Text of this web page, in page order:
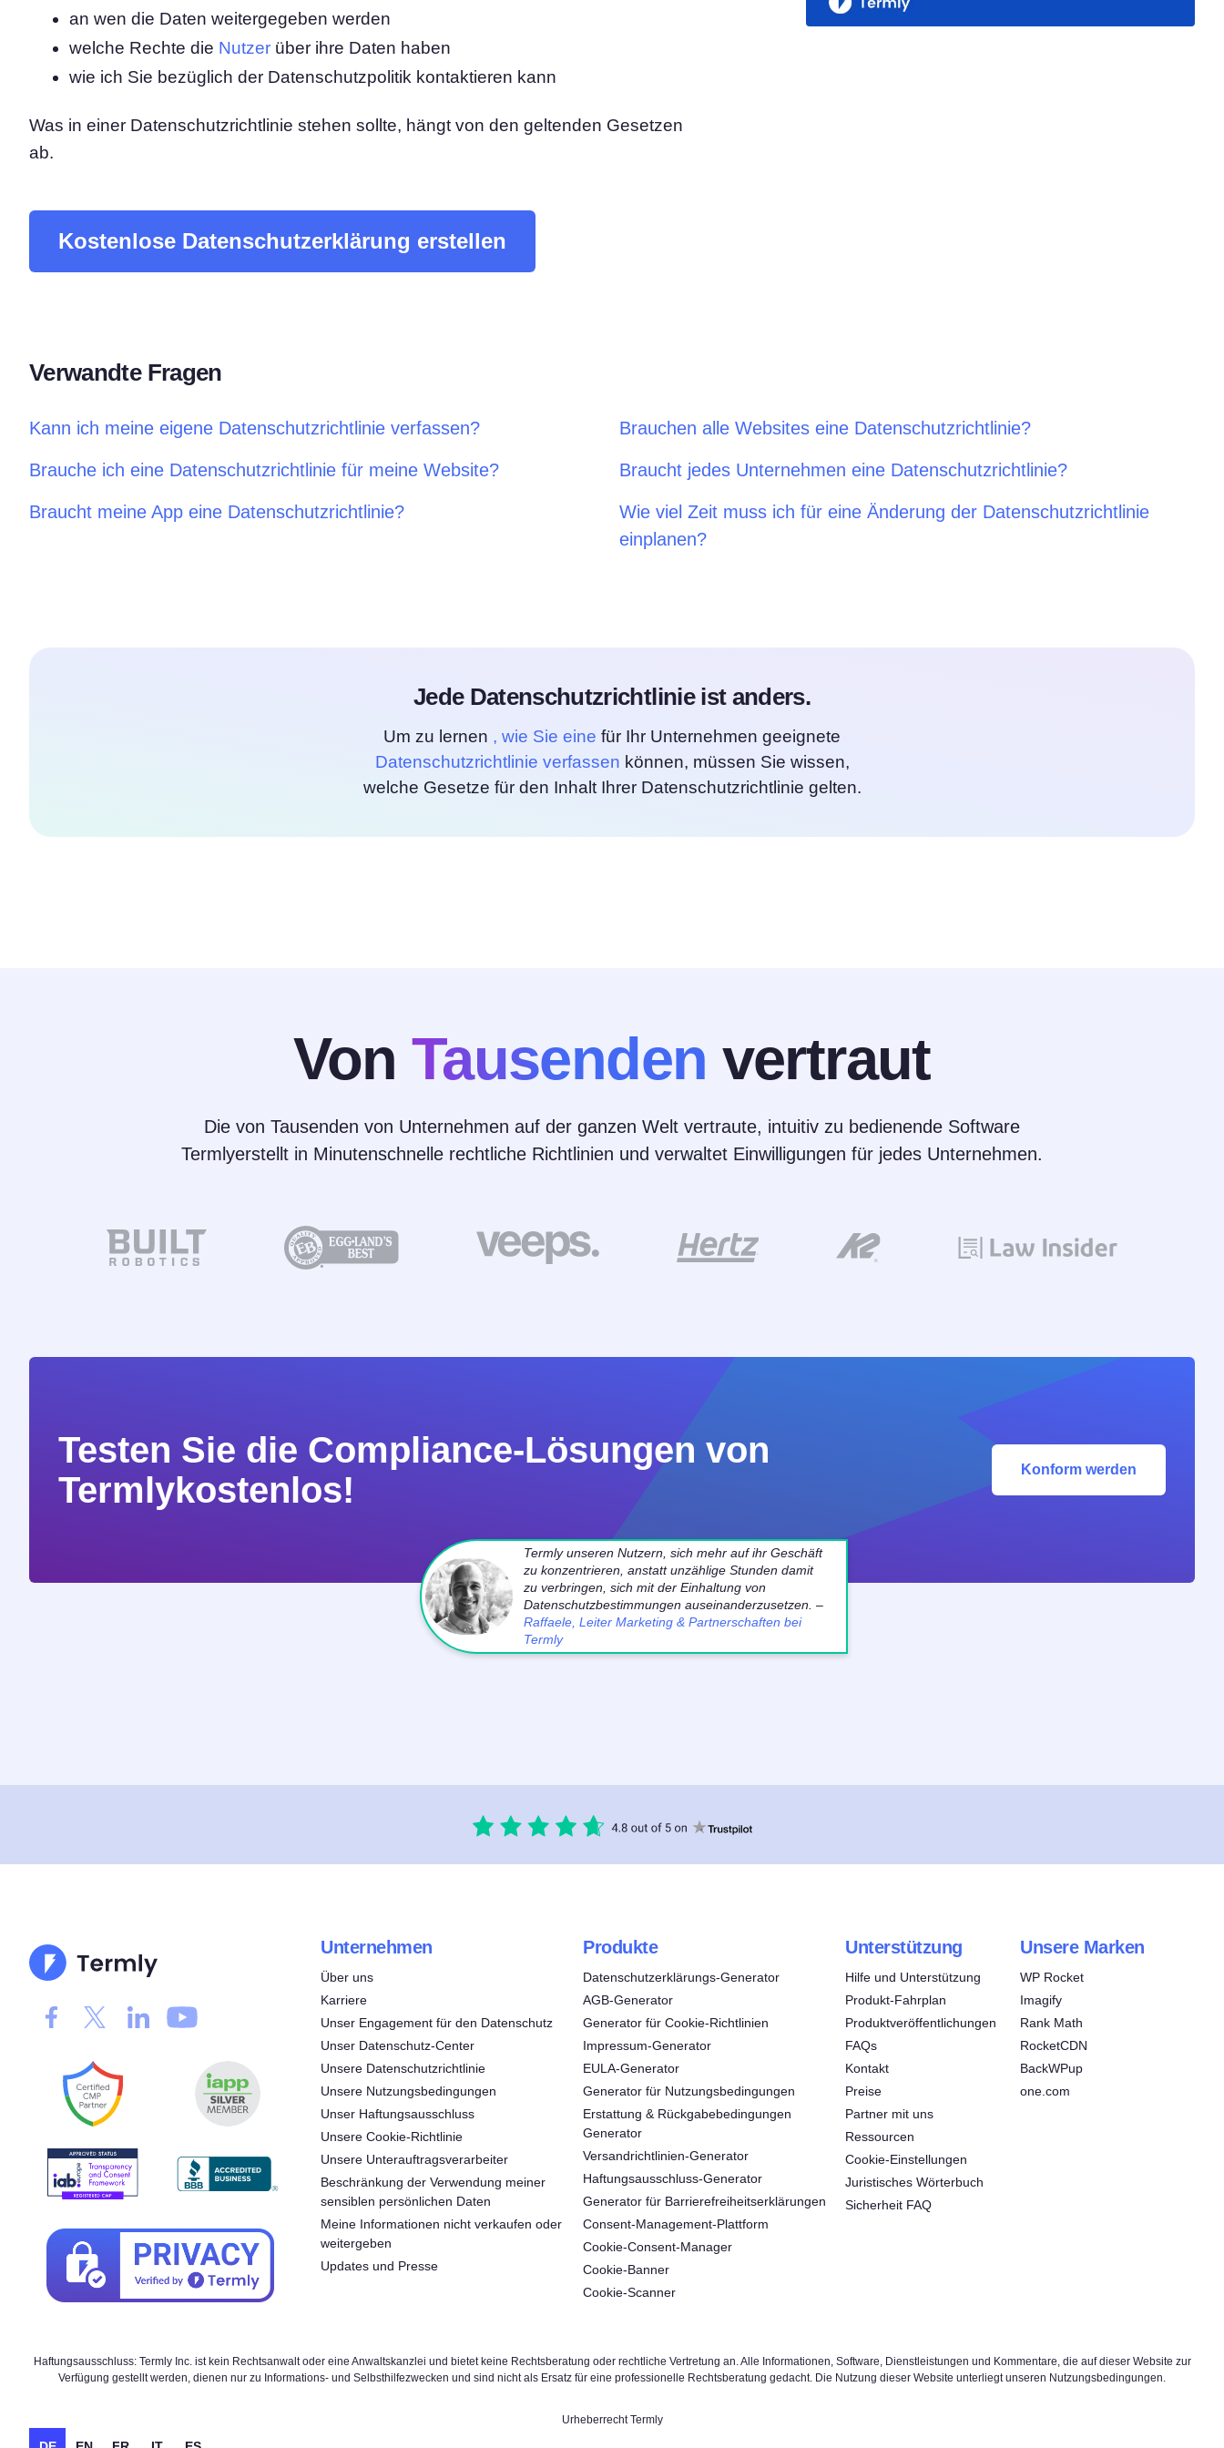
Consent‑Management‑Plattform
All-in-One-Lösung für das
Cookie-Scanner Cookie Banner Generator
an wen die Daten weitergegeben werden
welche Rechte die Nutzer über ihre Daten haben
wie ich Sie bezüglich der Datenschutzpolitik kontaktieren kann
Was in einer Datenschutzrichtlinie stehen sollte, hängt von den geltenden Gesetzen
ab.
Kostenlose Datenschutzerklärung erstellen
Verwandte Fragen
Kann ich meine eigene Datenschutzrichtlinie verfassen? Brauchen alle Websites eine Datenschutzrichtlinie?
Brauche ich eine Datenschutzrichtlinie für meine Website? Braucht jedes Unternehmen eine Datenschutzrichtlinie?
Braucht meine App eine Datenschutzrichtlinie?
Wie viel Zeit muss ich für eine Änderung der Datenschutzrichtlinie
einplanen?
Jede Datenschutzrichtlinie ist anders.
Um zu lernen , wie Sie eine für Ihr Unternehmen geeignete
Datenschutzrichtlinie verfassen können, müssen Sie wissen,
welche Gesetze für den Inhalt Ihrer Datenschutzrichtlinie gelten.
Von Tausenden vertraut
Die von Tausenden von Unternehmen auf der ganzen Welt vertraute, intuitiv zu bedienende Software
Termlyerstellt in Minutenschnelle rechtliche Richtlinien und verwaltet Einwilligungen für jedes Unternehmen.
Testen Sie die Compliance-Lösungen von
Termlykostenlos!
Konform werden
Termly unseren Nutzern, sich mehr auf ihr Geschäft
zu konzentrieren, anstatt unzählige Stunden damit
zu verbringen, sich mit der Einhaltung von
Datenschutzbestimmungen auseinanderzusetzen. –
Raffaele, Leiter Marketing & Partnerschaften bei
Termly
Unternehmen
Über uns
Karriere
Unser Engagement für den Datenschutz
Unser Datenschutz-Center
Unsere Datenschutzrichtlinie
Unsere Nutzungsbedingungen
Unser Haftungsausschluss
Unsere Cookie-Richtlinie
Unsere Unterauftragsverarbeiter
Beschränkung der Verwendung meiner
sensiblen persönlichen Daten
Meine Informationen nicht verkaufen oder
weitergeben
Updates und Presse
Produkte
Datenschutzerklärungs-Generator
AGB-Generator
Generator für Cookie-Richtlinien
Impressum-Generator
EULA-Generator
Generator für Nutzungsbedingungen
Erstattung & Rückgabebedingungen
Generator
Versandrichtlinien-Generator
Haftungsausschluss-Generator
Generator für Barrierefreiheitserklärungen
Consent‑Management‑Plattform
Cookie-Consent-Manager
Cookie-Banner
Cookie-Scanner
Unterstützung
Hilfe und Unterstützung
Produkt-Fahrplan
Produktveröffentlichungen
FAQs
Kontakt
Preise
Partner mit uns
Ressourcen
Cookie-Einstellungen
Juristisches Wörterbuch
Sicherheit FAQ
Unsere Marken
WP Rocket
Imagify
Rank Math
RocketCDN
BackWPup
one.com
Haftungsausschluss: Termly Inc. ist kein Rechtsanwalt oder eine Anwaltskanzlei und bietet keine Rechtsberatung oder rechtliche Vertretung an. Alle Informationen, Software, Dienstleistungen und Kommentare, die auf dieser Website zur
Verfügung gestellt werden, dienen nur zu Informations- und Selbsthilfezwecken und sind nicht als Ersatz für eine professionelle Rechtsberatung gedacht. Die Nutzung dieser Website unterliegt unseren Nutzungsbedingungen.
Urheberrecht Termly